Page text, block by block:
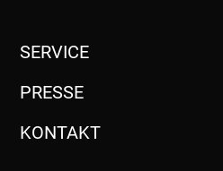
SERVICE
PRESSE
KONTAKT